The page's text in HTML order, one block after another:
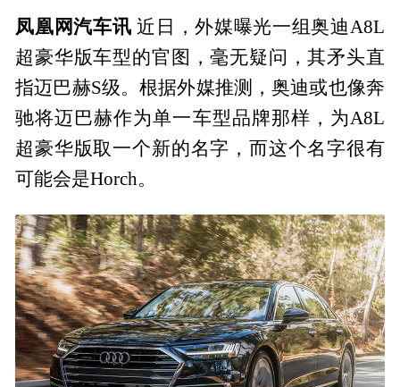
凤凰网汽车讯 近日，外媒曝光一组奥迪A8L
超豪华版车型的官图，毫无疑问，其矛头直
指迈巴赫S级。根据外媒推测，奥迪或也像奔
驰将迈巴赫作为单一车型品牌那样，为A8L
超豪华版取一个新的名字，而这个名字很有
可能会是Horch。